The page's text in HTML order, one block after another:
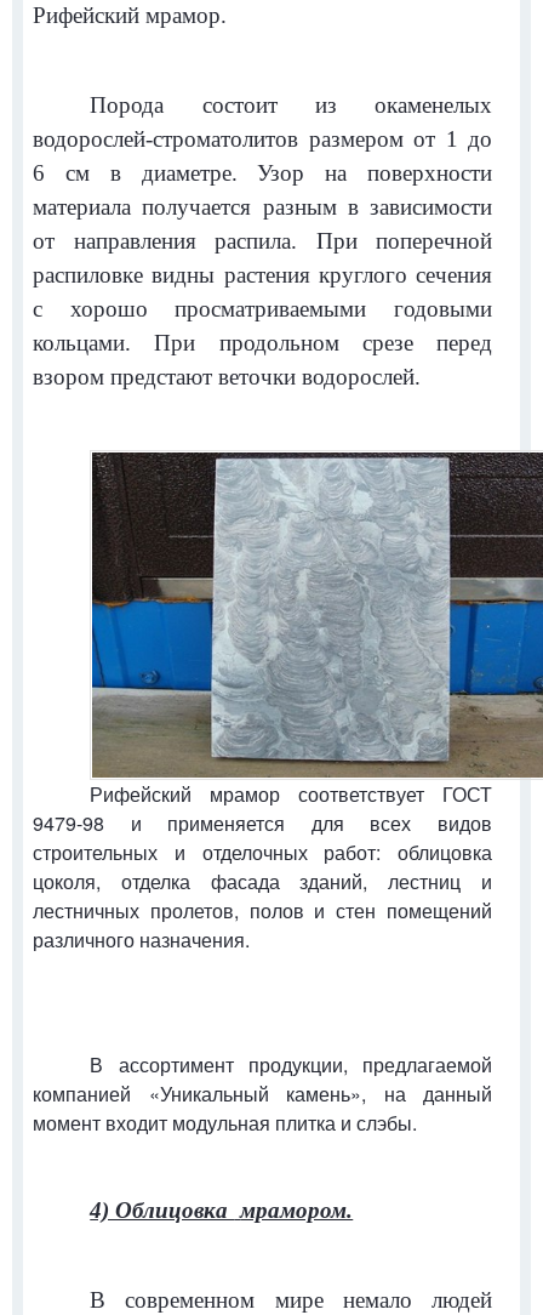
Рифейский мрамор.
Порода состоит из окаменелых
водорослей-строматолитов размером от 1 до
6 см в диаметре. Узор на поверхности
материала получается разным в зависимости
от направления распила. При поперечной
распиловке видны растения круглого сечения
с хорошо просматриваемыми годовыми
кольцами. При продольном срезе перед
взором предстают веточки водорослей.
Рифейский мрамор соответствует ГОСТ
9479-98 и применяется для всех видов
строительных и отделочных работ: облицовка
цоколя, отделка фасада зданий, лестниц и
лестничных пролетов, полов и стен помещений
различного назначения.
В ассортимент продукции, предлагаемой
компанией «Уникальный камень», на данный
момент входит модульная плитка и слэбы.
4) Облицовка мрамором.
В современном мире немало людей